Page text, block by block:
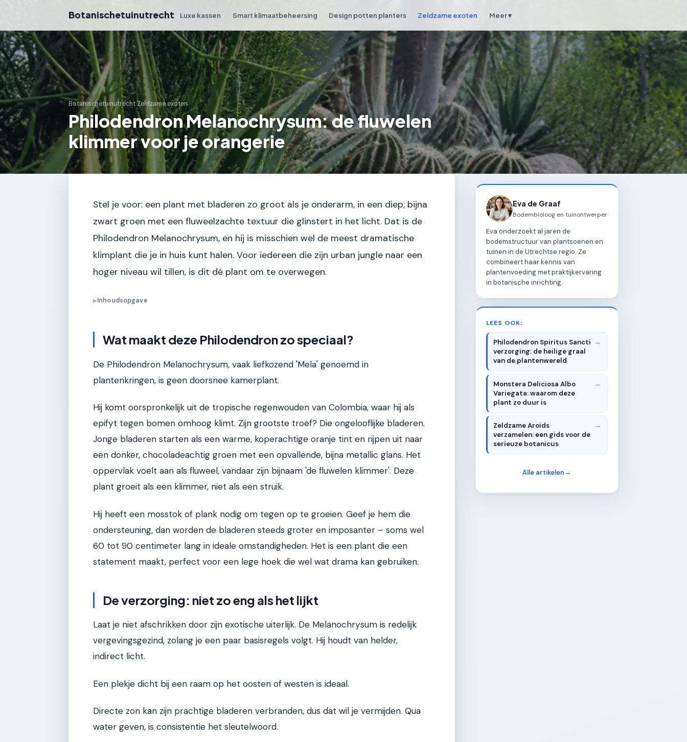
Botanischetuinutrecht Luxe kassen Smart klimaatbeheersing Design potten planters Zeldzame exoten Meer ▾
Botanischetuinutrecht›Zeldzame exoten
Philodendron Melanochrysum: de fluwelen
klimmer voor je orangerie
Stel je voor: een plant met bladeren zo groot als je onderarm, in een diep, bijna
zwart groen met een fluweelzachte textuur die glinstert in het licht. Dat is de
Philodendron Melanochrysum, en hij is misschien wel de meest dramatische
klimplant die je in huis kunt halen. Voor iedereen die zijn urban jungle naar een
hoger niveau wil tillen, is dit dé plant om te overwegen.
▶Inhoudsopgave
Wat maakt deze Philodendron zo speciaal?
De Philodendron Melanochrysum, vaak liefkozend 'Mela' genoemd in
plantenkringen, is geen doorsnee kamerplant.
Hij komt oorspronkelijk uit de tropische regenwouden van Colombia, waar hij als
epifyt tegen bomen omhoog klimt. Zijn grootste troef? Die ongelooflijke bladeren.
Jonge bladeren starten als een warme, koperachtige oranje tint en rijpen uit naar
een donker, chocoladeachtig groen met een opvallende, bijna metallic glans. Het
oppervlak voelt aan als fluweel, vandaar zijn bijnaam 'de fluwelen klimmer'. Deze
plant groeit als een klimmer, niet als een struik.
Hij heeft een mosstok of plank nodig om tegen op te groeien. Geef je hem die
ondersteuning, dan worden de bladeren steeds groter en imposanter – soms wel
60 tot 90 centimeter lang in ideale omstandigheden. Het is een plant die een
statement maakt, perfect voor een lege hoek die wel wat drama kan gebruiken.
De verzorging: niet zo eng als het lijkt
Laat je niet afschrikken door zijn exotische uiterlijk. De Melanochrysum is redelijk
vergevingsgezind, zolang je een paar basisregels volgt. Hij houdt van helder,
indirect licht.
Een plekje dicht bij een raam op het oosten of westen is ideaal.
Directe zon kan zijn prachtige bladeren verbranden, dus dat wil je vermijden. Qua
water geven, is consistentie het sleutelwoord.
Eva de Graaf
Bodembioloog en tuinontwerper
Eva onderzoekt al jaren de
bodemstructuur van plantsoenen en
tuinen in de Utrechtse regio. Ze
combineert haar kennis van
plantenvoeding met praktijkervaring
in botanische inrichting.
LEES OOK:
Philodendron Spiritus Sancti
verzorging: de heilige graal
van de plantenwereld
Monstera Deliciosa Albo
Variegata: waarom deze
plant zo duur is
Zeldzame Aroids
verzamelen: een gids voor de
serieuze botanicus
Alle artikelen